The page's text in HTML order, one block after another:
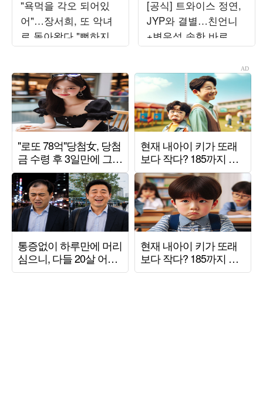
"욕먹을 각오 되어있
어"…장서희, 또 악녀
로 돌아왔다 "뻔하지
않아" ('욕망의덫')
[공식] 트와이스 정연,
JYP와 결별…친언니
+변우석 속한 바로엔
터 계약